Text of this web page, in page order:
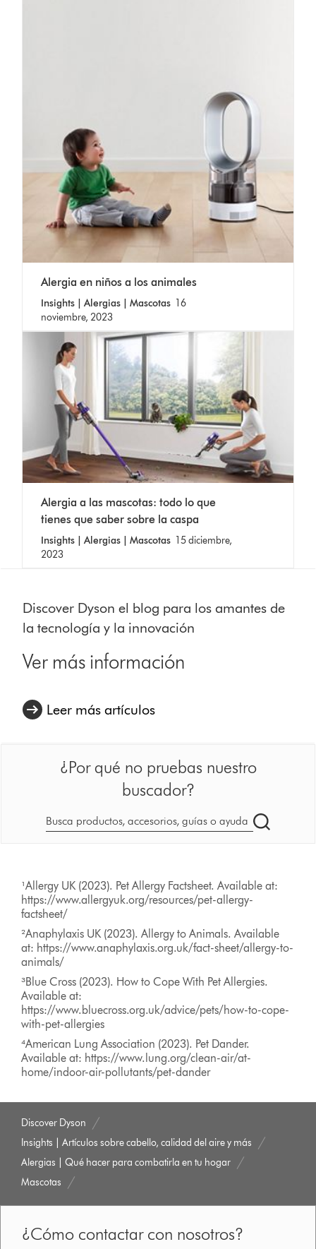
Alergia en niños a los animales
Insights | Alergias | Mascotas 16
noviembre, 2023
Alergia a las mascotas: todo lo que
tienes que saber sobre la caspa
Insights | Alergias | Mascotas 15 diciembre,
2023
Discover Dyson el blog para los amantes de
la tecnología y la innovación
Ver más información
Leer más artículos
¿Por qué no pruebas nuestro
buscador?
Buscar
¹Allergy UK (2023). Pet Allergy Factsheet. Available at:
https://www.allergyuk.org/resources/pet-allergy-
factsheet/
²Anaphylaxis UK (2023). Allergy to Animals. Available
at: https://www.anaphylaxis.org.uk/fact-sheet/allergy-to-
animals/
³Blue Cross (2023). How to Cope With Pet Allergies.
Available at:
https://www.bluecross.org.uk/advice/pets/how-to-cope-
with-pet-allergies
⁴American Lung Association (2023). Pet Dander.
Available at: https://www.lung.org/clean-air/at-
home/indoor-air-pollutants/pet-dander
Discover Dyson
Insights | Artículos sobre cabello, calidad del aire y más
Alergias | Qué hacer para combatirla en tu hogar
Mascotas
¿Cómo contactar con nosotros?